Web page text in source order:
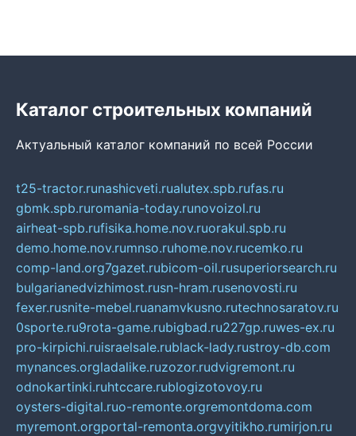
Каталог строительных компаний
Актуальный каталог компаний по всей России
t25-tractor.runashicveti.rualutex.spb.rufas.ru
gbmk.spb.ruromania-today.runovoizol.ru
airheat-spb.rufisika.home.nov.ruorakul.spb.ru
demo.home.nov.rumnso.ruhome.nov.rucemko.ru
comp-land.org7gazet.rubicom-oil.rusuperiorsearch.ru
bulgarianedvizhimost.rusn-hram.rusenovosti.ru
fexer.rusnite-mebel.ruanamvkusno.rutechnosaratov.ru
0sporte.ru9rota-game.rubigbad.ru227gp.ruwes-ex.ru
pro-kirpichi.ruisraelsale.rublack-lady.rustroy-db.com
mynances.orgladalike.ruzozor.rudvigremont.ru
odnokartinki.ruhtccare.rublogizotovoy.ru
oysters-digital.ruo-remonte.orgremontdoma.com
myremont.orgportal-remonta.orgvyitikho.rumirjon.ru